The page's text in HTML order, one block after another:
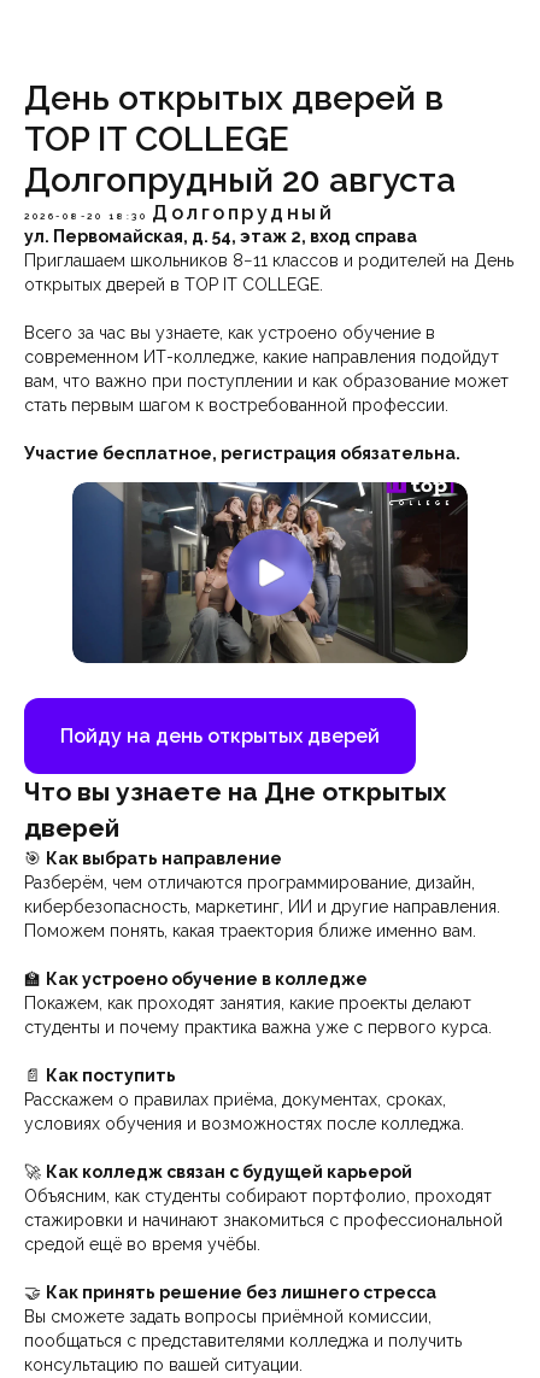
День открытых дверей в
TOP IT COLLEGE
Долгопрудный 20 августа
2026-08-20 18:30 Долгопрудный
ул. Первомайская, д. 54, этаж 2, вход справа
Приглашаем школьников 8−11 классов и родителей на День
открытых дверей в TOP IT COLLEGE.
Всего за час вы узнаете, как устроено обучение в
современном ИТ-колледже, какие направления подойдут
вам, что важно при поступлении и как образование может
стать первым шагом к востребованной профессии.
Участие бесплатное, регистрация обязательна.
Пойду на день открытых дверей
Что вы узнаете на Дне открытых
дверей
🎯 Как выбрать направление
Разберём, чем отличаются программирование, дизайн,
кибербезопасность, маркетинг, ИИ и другие направления.
Поможем понять, какая траектория ближе именно вам.
🏫 Как устроено обучение в колледже
Покажем, как проходят занятия, какие проекты делают
студенты и почему практика важна уже с первого курса.
📄
Как поступить
Расскажем о правилах приёма, документах, сроках,
условиях обучения и возможностях после колледжа.
🚀 Как колледж связан с будущей карьерой
Объясним, как студенты собирают портфолио, проходят
стажировки и начинают знакомиться с профессиональной
средой ещё во время учёбы.
🤝 Как принять решение без лишнего стресса
Вы сможете задать вопросы приёмной комиссии,
пообщаться с представителями колледжа и получить
консультацию по вашей ситуации.